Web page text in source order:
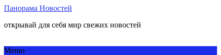
Панорама Новостей
открывай для себя мир свежих новостей
Меню